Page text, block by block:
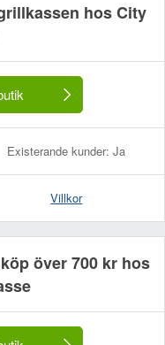
hos City
Existerande kunder: Ja
Villkor
över 700 kr hos